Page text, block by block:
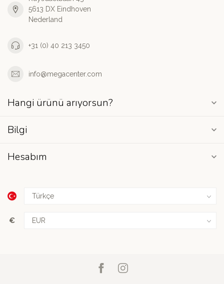
5613 DX Eindhoven
Nederland
+31 (0) 40 213 3450
info@megacenter.com
Hangi ürünü arıyorsun?
Bilgi
Hesabım
€